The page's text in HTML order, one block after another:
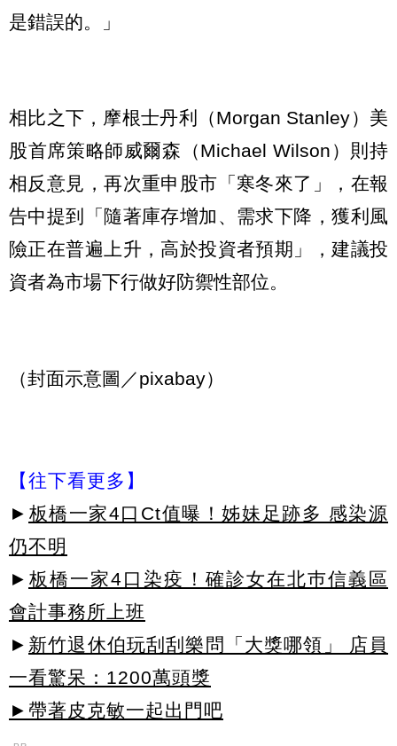
是錯誤的。」
相比之下，摩根士丹利（Morgan Stanley）美
股首席策略師威爾森（Michael Wilson）則持
相反意見，再次重申股市「寒冬來了」，在報
告中提到「隨著庫存增加、需求下降，獲利風
險正在普遍上升，高於投資者預期」，建議投
資者為市場下行做好防禦性部位。
（封面示意圖／pixabay）
【往下看更多】
► 板橋一家4口Ct值曝！姊妹足跡多 感染源
仍不明
► 板橋一家4口染疫！確診女在北巿信義區
會計事務所上班
► 新竹退休伯玩刮刮樂問「大獎哪領」 店員
一看驚呆：1200萬頭獎
►帶著皮克敏一起出門吧